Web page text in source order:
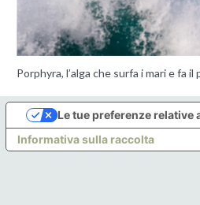
Porphyra, l’alga che surfa i mari e fa il
Informativa sulla raccolta
Le tue preferenze relative